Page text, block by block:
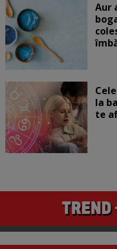
Aur
la
te